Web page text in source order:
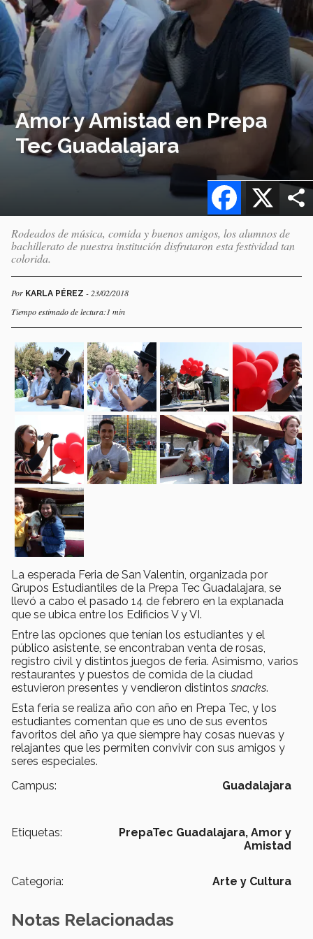
Amor y Amistad en Prepa
Tec Guadalajara
X
Facebook
Rodeados de música, comida y buenos amigos, los alumnos de
bachillerato de nuestra institución disfrutaron esta festividad tan
colorida.
Por KARLA PÉREZ - 23/02/2018
Tiempo estimado de lectura:1 min
La esperada Feria de San Valentín, organizada por
Grupos Estudiantiles de la Prepa Tec Guadalajara, se
llevó a cabo el pasado 14 de febrero en la explanada
que se ubica entre los Edificios V y VI.
Entre las opciones que tenían los estudiantes y el
público asistente, se encontraban venta de rosas,
registro civil y distintos juegos de feria. Asimismo, varios
restaurantes y puestos de comida de la ciudad
estuvieron presentes y vendieron distintossnacks.
Esta feria se realiza año con año en Prepa Tec, y los
estudiantes comentan que es uno de sus eventos
favoritos del año ya que siempre hay cosas nuevas y
relajantes que les permiten convivir con sus amigos y
seres especiales.
Campus:
Guadalajara
Etiquetas: PrepaTec Guadalajara, Amor y
Amistad
Categoría: Arte y Cultura
Notas Relacionadas